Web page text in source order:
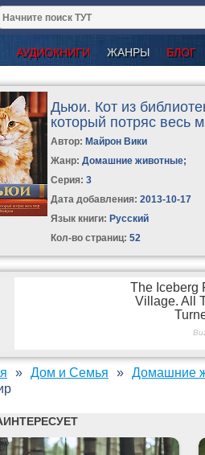
АУДИОКНИГИ ЖАНРЫ БЛОГ
Дьюи. Кот из
который потряс весь
Автор: Майрон Вики
Жанр: Домашние животные;
Серия:3
Дата добавления: 2013-10-17
Язык книги: Русский
Кол-во страниц: 52
Дом и Семья Домашние